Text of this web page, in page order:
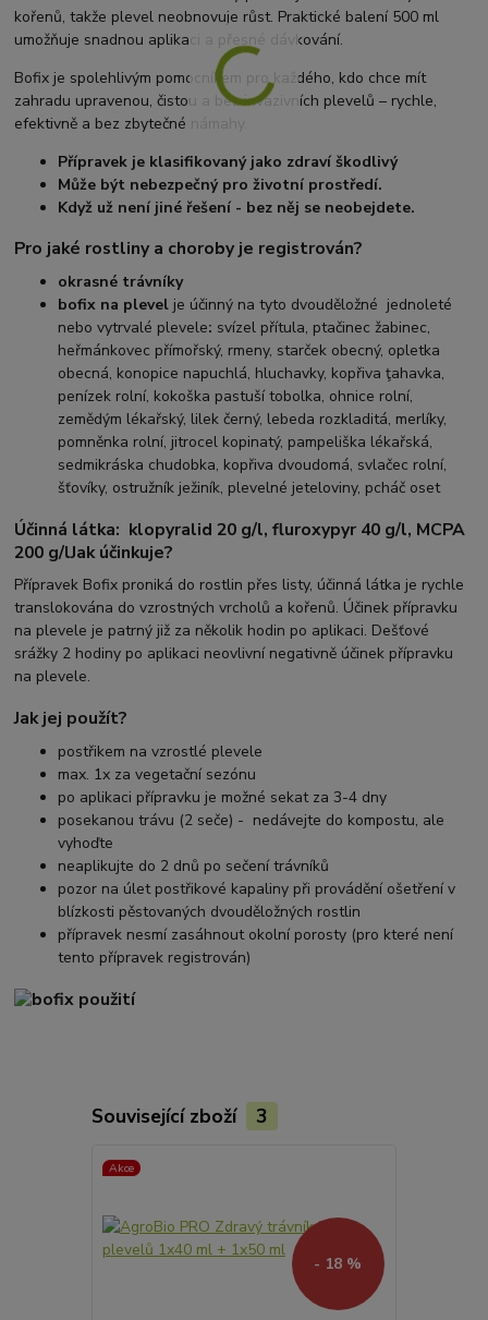
kořenů, takže plevel neobnovuje růst. Praktické balení 500 ml
umožňuje snadnou aplikaci a přesné dávkování.
Bofix je spolehlivým pomocníkem pro každého, kdo chce mít
zahradu upravenou, čistou a bez invazivních plevelů – rychle,
efektivně a bez zbytečné námahy.
Přípravek je klasifikovaný jako zdraví škodlivý
Může být nebezpečný pro životní prostředí.
Když už není jiné řešení - bez něj se neobejdete.
Pro jaké rostliny a choroby je registrován?
okrasné trávníky
bofix na plevel je účinný na tyto dvouděložné jednoleté
nebo vytrvalé plevele: svízel přítula, ptačinec žabinec,
heřmánkovec přímořský, rmeny, starček obecný, opletka
obecná, konopice napuchlá, hluchavky, kopřiva ţahavka,
penízek rolní, kokoška pastuší tobolka, ohnice rolní,
zemědým lékařský, lilek černý, lebeda rozkladitá, merlíky,
pomněnka rolní, jitrocel kopinatý, pampeliška lékařská,
sedmikráska chudobka, kopřiva dvoudomá, svlačec rolní,
šťovíky, ostružník ježiník, plevelné jeteloviny, pcháč oset
Účinná látka: klopyralid 20 g/l, fluroxypyr 40 g/l, MCPA
200 g/lJak účinkuje?
Přípravek Bofix proniká do rostlin přes listy, účinná látka je rychle
translokována do vzrostných vrcholů a kořenů. Účinek přípravku
na plevele je patrný již za několik hodin po aplikaci. Dešťové
srážky 2 hodiny po aplikaci neovlivní negativně účinek přípravku
na plevele.
Jak jej použít?
postřikem na vzrostlé plevele
max. 1x za vegetační sezónu
po aplikaci přípravku je možné sekat za 3-4 dny
posekanou trávu (2 seče) - nedávejte do kompostu, ale
vyhoďte
neaplikujte do 2 dnů po sečení trávníků
pozor na úlet postřikové kapaliny při provádění ošetření v
blízkosti pěstovaných dvouděložných rostlin
přípravek nesmí zasáhnout okolní porosty (pro které není
tento přípravek registrován)
Související zboží 3
Akce
- 18 %